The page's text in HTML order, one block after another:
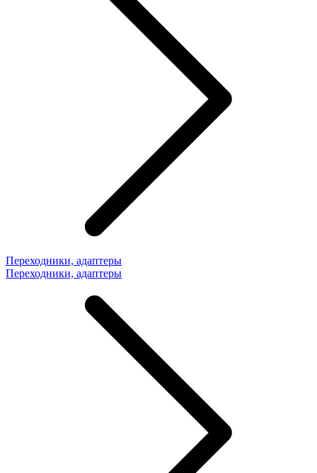
Переходники, адаптеры
Переходники, адаптеры